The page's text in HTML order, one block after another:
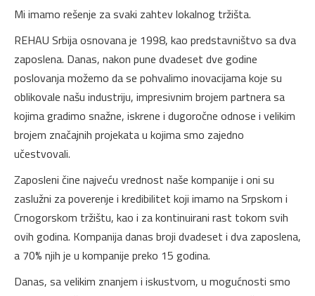
Mi imamo rešenje za svaki zahtev lokalnog tržišta.
REHAU Srbija osnovana je 1998, kao predstavništvo sa dva
zaposlena. Danas, nakon pune dvadeset dve godine
poslovanja možemo da se pohvalimo inovacijama koje su
oblikovale našu industriju, impresivnim brojem partnera sa
kojima gradimo snažne, iskrene i dugoročne odnose i velikim
brojem značajnih projekata u kojima smo zajedno
učestvovali.
Zaposleni čine najveću vrednost naše kompanije i oni su
zaslužni za poverenje i kredibilitet koji imamo na Srpskom i
Crnogorskom tržištu, kao i za kontinuirani rast tokom svih
ovih godina. Kompanija danas broji dvadeset i dva zaposlena,
a 70% njih je u kompanije preko 15 godina.
Danas, sa velikim znanjem i iskustvom, u mogućnosti smo